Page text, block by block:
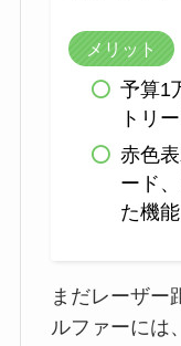
メリット
予算1
トリ
赤色
ード
た機能
まだレーザー
ルファーには